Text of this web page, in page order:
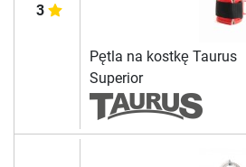
3
Pętla na kostkę Taurus
Superior